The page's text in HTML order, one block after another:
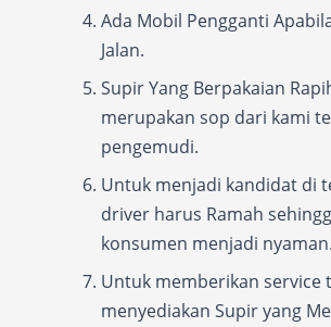
Ada Mobil Pengganti
Jalan.
Supir Yang Berpakaian
merupakan sop dari kami
pengemudi.
Untuk menjadi kandidat di
driver harus Ramah
konsumen menjadi nyaman.
Untuk memberikan service
menyediakan Supir yang